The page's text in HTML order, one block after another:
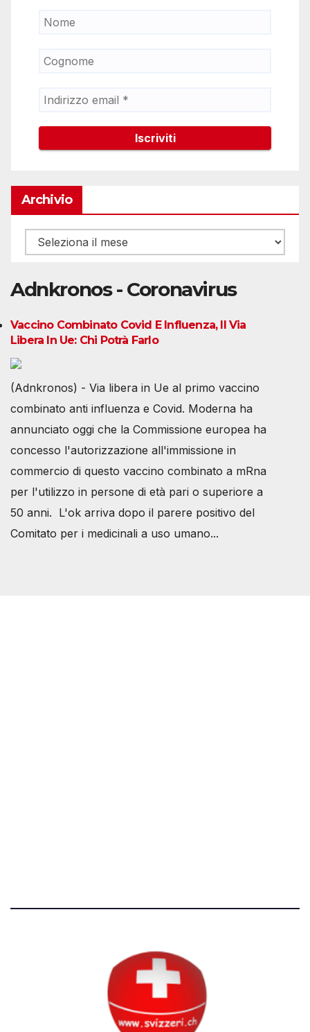
Archivio
Archivio
Adnkronos - Coronavirus
Vaccino Combinato Covid E Influenza, Il Via
Libera In Ue: Chi Potrà Farlo
(Adnkronos) - Via libera in Ue al primo vaccino
combinato anti influenza e Covid. Moderna ha
annunciato oggi che la Commissione europea ha
concesso l'autorizzazione all'immissione in
commercio di questo vaccino combinato a mRna
per l'utilizzo in persone di età pari o superiore a
50 anni. L'ok arriva dopo il parere positivo del
Comitato per i medicinali a uso umano...